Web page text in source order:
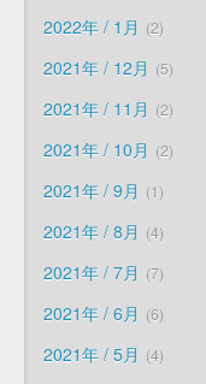
2022年 / 1月 2
2021年 / 12月 5
2021年 / 11月 2
2021年 / 10月 2
2021年 / 9月 1
2021年 / 8月 4
2021年 / 7月 7
2021年 / 6月 6
2021年 / 5月 4